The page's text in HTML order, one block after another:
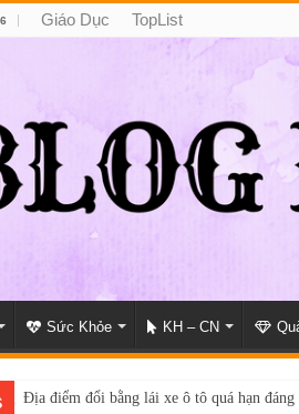
Giáo Dục TopList
Sức Khỏe KH – CN
Địa điểm đổi bằng lái xe ô tô quá hạn